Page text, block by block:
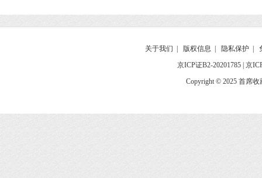
关于我们 版权信息 隐私保护
京ICP证B2-20201785 京
Copyright © 2025 首席收